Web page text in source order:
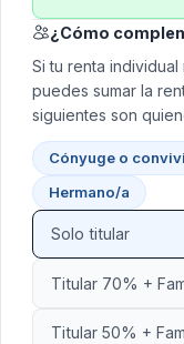
¿Cómo
Si tu renta individual
puedes sumar la
siguientes son
Cónyuge o
Hermano/a
Solo titular
Titular 70% +
Titular 50% +